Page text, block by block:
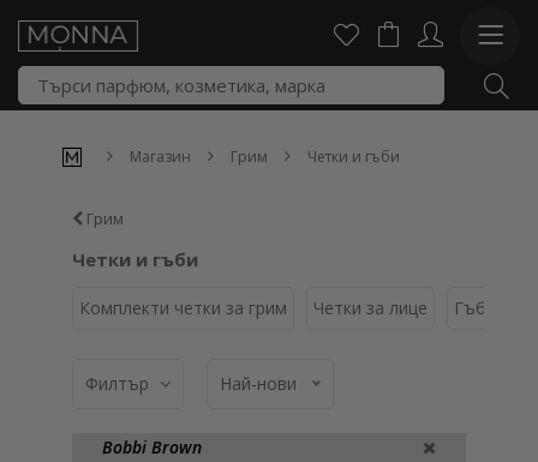
Магазин Грим Четки и гъби
Грим
Четки и гъби
Комплекти четки за грим Четки за лице Гъбички
Филтър Най-нови
Bobbi Brown